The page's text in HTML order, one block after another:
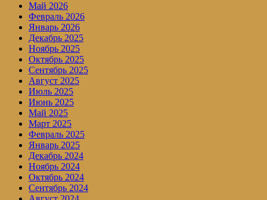
Май 2026
Февраль 2026
Январь 2026
Декабрь 2025
Ноябрь 2025
Октябрь 2025
Сентябрь 2025
Август 2025
Июль 2025
Июнь 2025
Май 2025
Март 2025
Февраль 2025
Январь 2025
Декабрь 2024
Ноябрь 2024
Октябрь 2024
Сентябрь 2024